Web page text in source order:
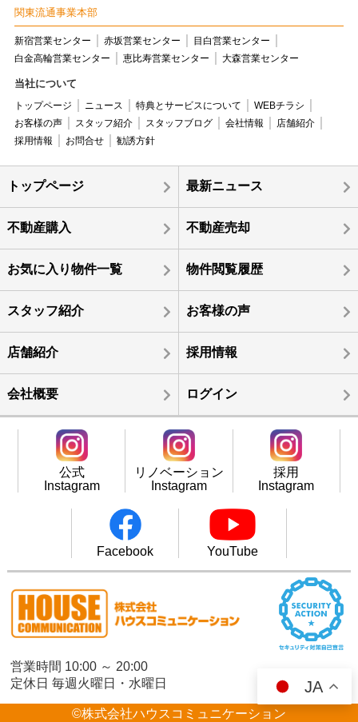
関東流通事業本部
新宿営業センター 赤坂営業センター
目白営業センター
白金高輪営業センター
恵比寿営業センター 大森営業センター
当社について
トップページ ニュース 特典とサービスについて
WEBチラシ
お客様の声
スタッフ紹介 スタッフブログ 会社情報
店舗紹介
採用情報
お問合せ 勧誘方針
トップページ 最新ニュース
不動産購入 不動産売却
お気に入り物件一覧 物件閲覧履歴
スタッフ紹介 お客様の声
店舗紹介 採用情報
会社概要 ログイン
公式
Instagram
リノベーション
Instagram
採用
Instagram
Facebook YouTube
営業時間 10:00 ～ 20:00
定休日 毎週火曜日・水曜日
©株式会社ハウスコミュニケーション
JA